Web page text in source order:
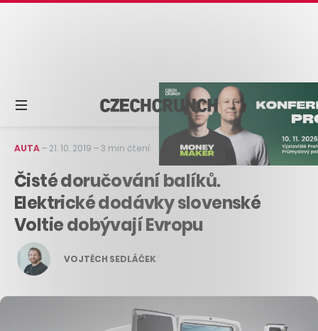
AUTA– 21. 10. 2019 –3 min čtení
Čisté doručování balíků.
Elektrické dodávky slovenské
Voltie dobývají Evropu
VOJTĚCH SEDLÁČEK